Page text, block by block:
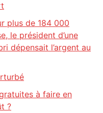
plus de 184 000
le président d’une
dépensait l’argent au
à faire en
?